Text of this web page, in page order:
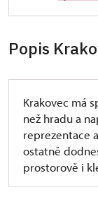
Popis
Krakovec má
než hradu a
reprezentace
ostatně
prostorově i